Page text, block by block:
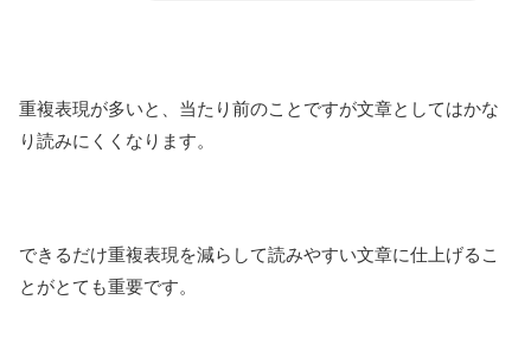
重複表現が多いと、当たり前のことですが文章としてはかな
り読みにくくなります。
できるだけ重複表現を減らして読みやすい文章に仕上げるこ
とがとても重要です。